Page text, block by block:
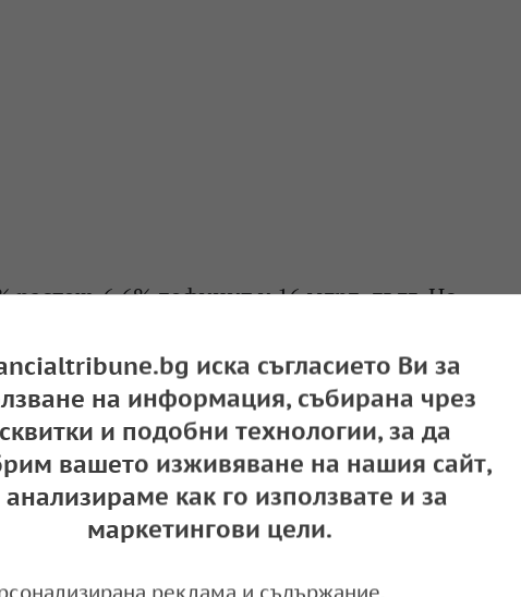
растеж, 6,6% дефицит и 16 млрд. дълг. Но
ще е едва 0,1%…
17:21, 23.10.2022
ще е в размер на 4.2%, а за 2023 г. дългът
лв.
иска съгласието Ви за
на информация, събирана чрез
и подобни технологии, за да
вашето изживяване на нашия сайт,
как го използвате и за
маркетингови цели.